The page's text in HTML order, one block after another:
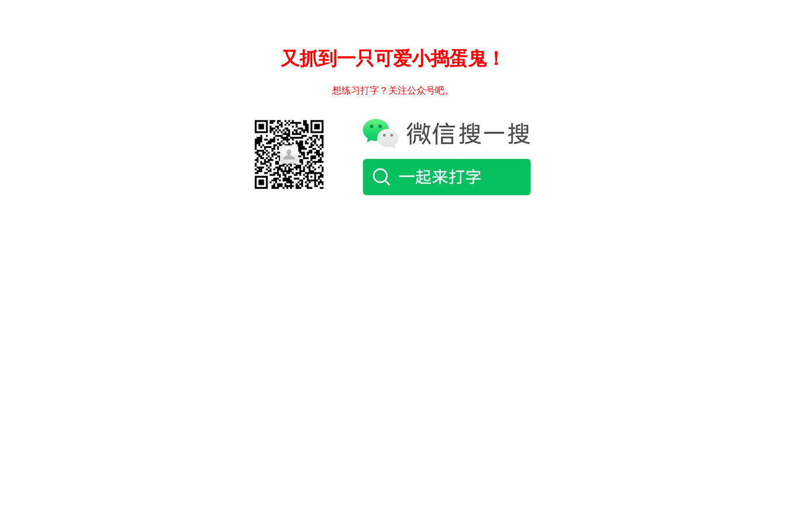
又抓到一只可爱小捣蛋鬼！
想练习打字？关注公众号吧。